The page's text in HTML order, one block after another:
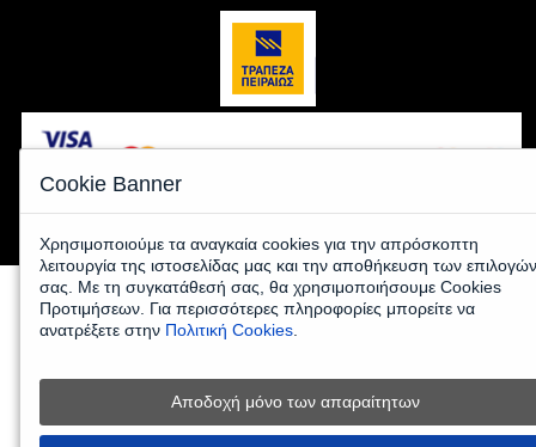
© 2026 www.kafeemporiki-shop.gr - All Rights Reserved |
Eshop
HellasSites
Cookie Banner
Χρησιμοποιούμε τα αναγκαία cookies για την απρόσκοπτη
λειτουργία της ιστοσελίδας μας και την αποθήκευση των επιλογών
σας. Με τη συγκατάθεσή σας, θα χρησιμοποιήσουμε Cookies
Προτιμήσεων. Για περισσότερες πληροφορίες μπορείτε να
ανατρέξετε στην Πολιτική Cookies.
Αποδοχή μόνο των απαραίτητων